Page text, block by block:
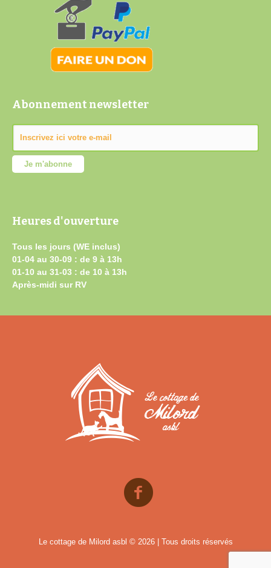
Abonnement newsletter
Heures d'ouverture
Tous les jours (WE inclus)
01-04 au 30-09 : de 9 à 13h
01-10 au 31-03 : de 10 à 13h
Après-midi sur RV
Le cottage de Milord asbl © 2026 | Tous droits réservés